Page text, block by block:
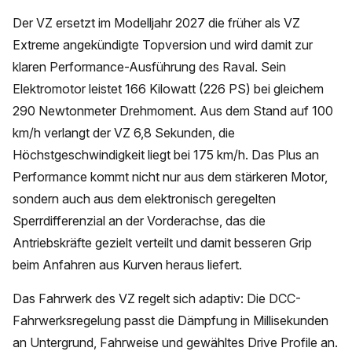
Der VZ ersetzt im Modelljahr 2027 die früher als VZ
Extreme angekündigte Topversion und wird damit zur
klaren Performance-Ausführung des Raval. Sein
Elektromotor leistet 166 Kilowatt (226 PS) bei gleichem
290 Newtonmeter Drehmoment. Aus dem Stand auf 100
km/h verlangt der VZ 6,8 Sekunden, die
Höchstgeschwindigkeit liegt bei 175 km/h. Das Plus an
Performance kommt nicht nur aus dem stärkeren Motor,
sondern auch aus dem elektronisch geregelten
Sperrdifferenzial an der Vorderachse, das die
Antriebskräfte gezielt verteilt und damit besseren Grip
beim Anfahren aus Kurven heraus liefert.
Das Fahrwerk des VZ regelt sich adaptiv: Die DCC-
Fahrwerksregelung passt die Dämpfung in Millisekunden
an Untergrund, Fahrweise und gewähltes Drive Profile an.